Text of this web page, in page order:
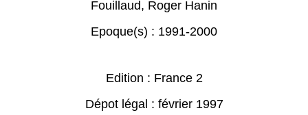
Fouillaud, Roger Hanin
Epoque(s) : 1991-2000
Edition : France 2
Dépot légal : février 1997